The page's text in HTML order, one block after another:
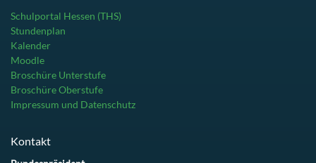
Schulportal Hessen (THS)
Stundenplan
Kalender
Moodle
Broschüre Unterstufe
Broschüre Oberstufe
Impressum und Datenschutz
Kontakt